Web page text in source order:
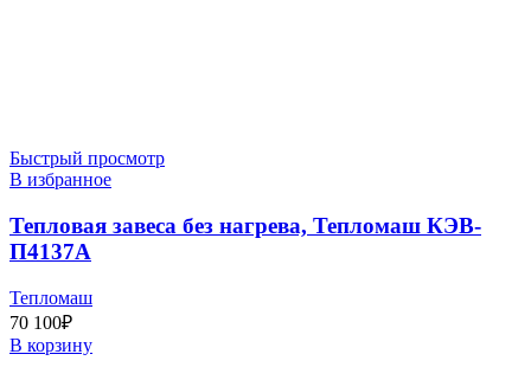
Быстрый просмотр
В избранное
Тепловая завеса без нагрева, Тепломаш КЭВ-
П4137A
Тепломаш
70 100₽
В корзину